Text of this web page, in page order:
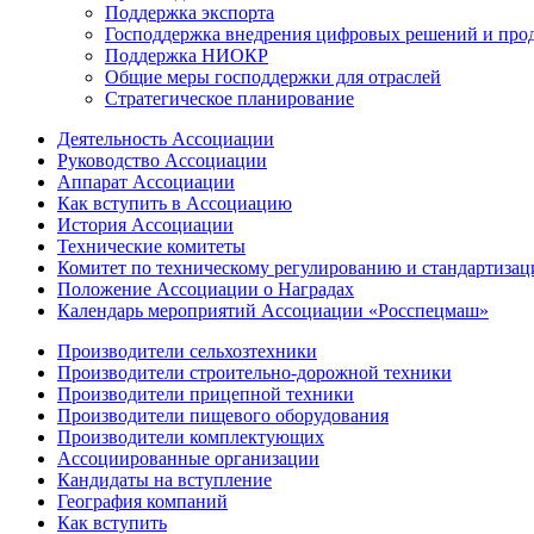
Поддержка экспорта
Господдержка внедрения цифровых решений и
Поддержка НИОКР
Общие меры господдержки для отраслей
Стратегическое планирование
Деятельность Ассоциации
Руководство Ассоциации
Аппарат Ассоциации
Как вступить в Ассоциацию
История Ассоциации
Технические комитеты
Комитет по техническому регулированию и
Положение Ассоциации о Наградах
Календарь мероприятий Ассоциации «Росспецмаш»
Производители сельхозтехники
Производители строительно-дорожной техники
Производители прицепной техники
Производители пищевого оборудования
Производители комплектующих
Ассоциированные организации
Кандидаты на вступление
География компаний
Как вступить